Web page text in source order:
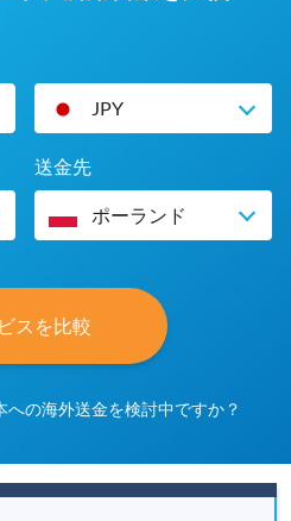
JPY
送金先
ポーランド
スを比較
への海外送金を検討中ですか？